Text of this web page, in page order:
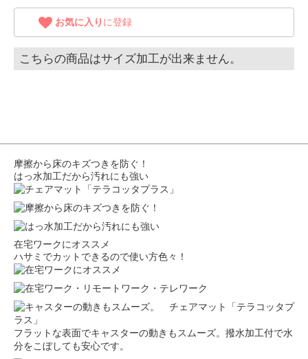
お気に入り に登録
こちらの商品はサイズ加工が出来ません。
摩擦から床のキズつきを防ぐ！
はっ水加工だから汚れにも強い
在宅ワークにオススメ
ハサミでカットできるので使い方色々！
フラットな表面でキャスターの動きもスムーズ。撥水加工付で水
分をこぼしても安心です。